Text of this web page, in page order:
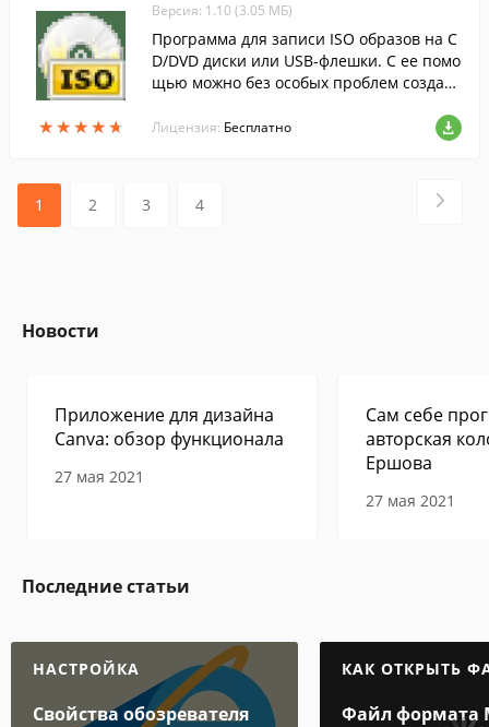
★★★★★
★★★★★
Версия: 1.10 (3.05 МБ)
Программа для записи ISO образов на C
D/DVD диски или USB-флешки. С ее помо
щью можно без особых проблем создать
овки Windows или диагностики компьют
Лицензия: Бесплатно
1 2 3 4
Новости
Приложение для дизайна
Canva: обзор функционала
27 мая 2021
Сам себе
авторская
Ершова
27 мая 2021
Последние статьи
НАСТРОЙКА
Свойства обозревателя
КАК ОТКРЫТЬ
Файл формата